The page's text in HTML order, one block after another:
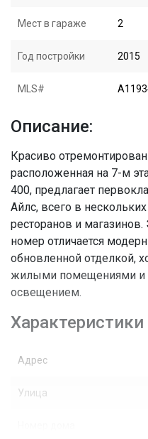
Мест в гараже 2
Год постройки 2015
MLS#
Описание:
Красиво
расположенная на 7-м
400, предлагает
Айлс, всего в
ресторанов и
номер отличается
обновленной отделкой,
жилыми помещениями и
освещением.
Адрес
Улица